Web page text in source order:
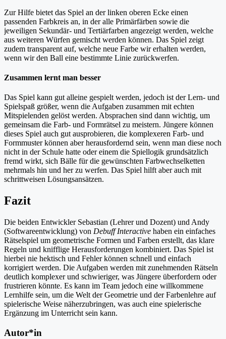
Zur Hilfe bietet das Spiel an der linken oberen Ecke einen
passenden Farbkreis an, in der alle Primärfärben sowie die
jeweiligen Sekundär- und Tertiärfarben angezeigt werden, welche
aus weiteren Würfen gemischt werden können. Das Spiel zeigt
zudem transparent auf, welche neue Farbe wir erhalten werden,
wenn wir den Ball eine bestimmte Linie zurückwerfen.
Zusammen lernt man besser
Das Spiel kann gut alleine gespielt werden, jedoch ist der Lern- und
Spielspaß größer, wenn die Aufgaben zusammen mit echten
Mitspielenden gelöst werden. Absprachen sind dann wichtig, um
gemeinsam die Farb- und Formrätsel zu meistern. Jüngere können
dieses Spiel auch gut ausprobieren, die komplexeren Farb- und
Formmuster können aber herausfordernd sein, wenn man diese noch
nicht in der Schule hatte oder einem die Spiellogik grundsätzlich
fremd wirkt, sich Bälle für die gewünschten Farbwechselketten
mehrmals hin und her zu werfen. Das Spiel hilft aber auch mit
schrittweisen Lösungsansätzen.
Fazit
Die beiden Entwickler Sebastian (Lehrer und Dozent) und Andy
(Softwareentwicklung) von Debuff Interactive haben ein einfaches
Rätselspiel um geometrische Formen und Farben erstellt, das klare
Regeln und knifflige Herausforderungen kombiniert. Das Spiel ist
hierbei nie hektisch und Fehler können schnell und einfach
korrigiert werden. Die Aufgaben werden mit zunehmenden Rätseln
deutlich komplexer und schwieriger, was Jüngere überfordern oder
frustrieren könnte. Es kann im Team jedoch eine willkommene
Lernhilfe sein, um die Welt der Geometrie und der Farbenlehre auf
spielerische Weise näherzubringen, was auch eine spielerische
Ergänzung im Unterricht sein kann.
Autor*in